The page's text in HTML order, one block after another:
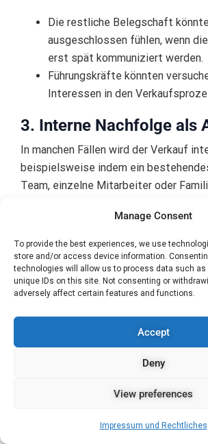
Manage Consent
To provide the best experiences, we use
store and/or access device information.
technologies will allow us to process data such as
unique IDs on this site. Not consenting or
adversely affect certain features and functions.
Accept
Deny
View preferences
Impressum und Rechtliches
Die restliche Belegschaft
ausgeschlossen fühlen, wenn
erst spät kommuniziert werden.
Führungskräfte könnten
Interessen in den
3. Interne Nachfolge als
In manchen Fällen wird der Verkauf
beispielsweise indem ein
Team, einzelne Mitarbeiter oder
gut funktionieren, wenn es bereits
interessierte Personen im
Bei einer internen Nachfolge ist es
entscheidend, zwischen zwei
weiterentwickelt, und der
als Eigentümer, die mit einem
langjährige Mitarbeiter oder
attraktive Möglichkeit sein –